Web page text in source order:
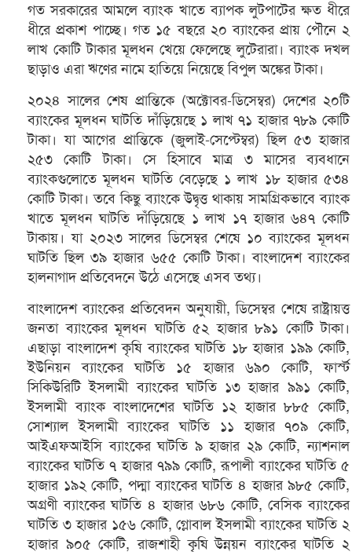
গত সরকারের আমলে ব্যাংক খাতে ব্যাপক লুটপাটের ক্ষত ধীরে
ধীরে প্রকাশ পাচ্ছে। গত ১৫ বছরে ২০ ব্যাংকের প্রায় পৌনে ২
লাখ কোটি টাকার মূলধন খেয়ে ফেলেছে লুটেরারা। ব্যাংক দখল
ছাড়াও এরা ঋণের নামে হাতিয়ে নিয়েছে বিপুল অঙ্কের টাকা।
২০২৪ সালের শেষ প্রান্তিকে (অক্টোবর-ডিসেম্বর) দেশের ২০টি
ব্যাংকের মূলধন ঘাটতি দাঁড়িয়েছে ১ লাখ ৭১ হাজার ৭৮৯ কোটি
টাকা। যা আগের প্রান্তিকে (জুলাই-সেপ্টেম্বর) ছিল ৫৩ হাজার
২৫৩ কোটি টাকা। সে হিসাবে মাত্র ৩ মাসের ব্যবধানে
ব্যাংকগুলোতে মূলধন ঘাটতি বেড়েছে ১ লাখ ১৮ হাজার ৫৩৪
কোটি টাকা। তবে কিছু ব্যাংকে উদ্বৃত্ত থাকায় সামগ্রিকভাবে ব্যাংক
খাতে মূলধন ঘাটতি দাঁড়িয়েছে ১ লাখ ১৭ হাজার ৬৪৭ কোটি
টাকায়। যা ২০২৩ সালের ডিসেম্বর শেষে ১০ ব্যাংকের মূলধন
ঘাটতি ছিল ৩৯ হাজার ৬৫৫ কোটি টাকা। বাংলাদেশ ব্যাংকের
হালনাগাদ প্রতিবেদনে উঠে এসেছে এসব তথ্য।
বাংলাদেশ ব্যাংকের প্রতিবেদন অনুযায়ী, ডিসেম্বর শেষে রাষ্ট্রায়ত্ত
জনতা ব্যাংকের মূলধন ঘাটতি ৫২ হাজার ৮৯১ কোটি টাকা।
এছাড়া বাংলাদেশ কৃষি ব্যাংকের ঘাটতি ১৮ হাজার ১৯৯ কোটি,
ইউনিয়ন ব্যাংকের ঘাটতি ১৫ হাজার ৬৯০ কোটি, ফার্স্ট
সিকিউরিটি ইসলামী ব্যাংকের ঘাটতি ১৩ হাজার ৯৯১ কোটি,
ইসলামী ব্যাংক বাংলাদেশের ঘাটতি ১২ হাজার ৮৮৫ কোটি,
সোশ্যাল ইসলামী ব্যাংকের ঘাটতি ১১ হাজার ৭০৯ কোটি,
আইএফআইসি ব্যাংকের ঘাটতি ৯ হাজার ২৯ কোটি, ন্যাশনাল
ব্যাংকের ঘাটতি ৭ হাজার ৭৯৯ কোটি, রূপালী ব্যাংকের ঘাটতি ৫
হাজার ১৯২ কোটি, পদ্মা ব্যাংকের ঘাটতি ৪ হাজার ৯৮৫ কোটি,
অগ্রণী ব্যাংকের ঘাটতি ৪ হাজার ৬৮৬ কোটি, বেসিক ব্যাংকের
ঘাটতি ৩ হাজার ১৫৬ কোটি, গ্লোবাল ইসলামী ব্যাংকের ঘাটতি ২
হাজার ৯০৫ কোটি, রাজশাহী কৃষি উন্নয়ন ব্যাংকের ঘাটতি ২